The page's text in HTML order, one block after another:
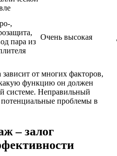
,
пара из
Очень высокая
от многих факторов,
функцию он должен
системе. Неправильный
проблемы в
– залог